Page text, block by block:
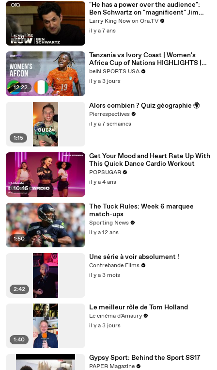
1:26
"He has a power over the audience":
Ben Schwartz on "magnificent" Jim
Carrey
Larry King Now on Ora.TV
il y a 7 ans
12:22
Tanzania vs Ivory Coast | Women's
Africa Cup of Nations HIGHLIGHTS |
08/04/2026 | beIN SPORTS USA
beIN SPORTS USA
il y a 3 jours
1:15
Alors combien ? Quiz géographie 🌍
Pierrespectives
il y a 7 semaines
10:45
Get Your Mood and Heart Rate Up With
This Quick Dance Cardio Workout
POPSUGAR
il y a 4 ans
1:50
The Tuck Rules: Week 6 marquee
match-ups
Sporting News
il y a 12 ans
2:42
Une série à voir absolument !
Contrebande Films
il y a 3 mois
1:40
Le meilleur rôle de Tom Holland
Le cinéma d'Amaury
il y a 3 jours
Gypsy Sport: Behind the Sport SS17
PAPER Magazine